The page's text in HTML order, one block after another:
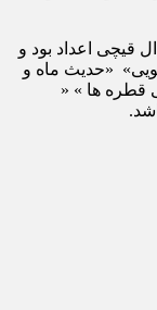
قیچی اعداد بود و
«حدیث ماه و
قطره ها » «